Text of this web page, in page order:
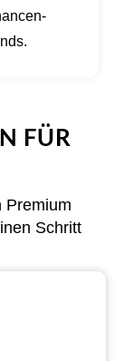
FÜR
Premium
Schritt